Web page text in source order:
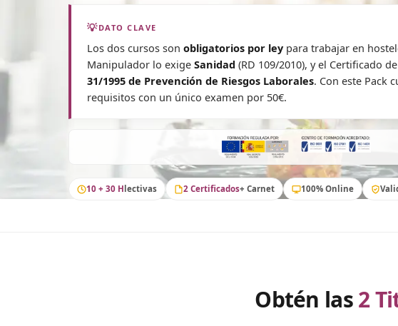
DATO CLAVE
Los dos cursos son obligatorios por ley para trabajar en
Manipulador lo exige Sanidad (RD 109/2010), y el Certificado
31/1995 de Prevención de Riesgos Laborales. Con este Pack
requisitos con un único examen por 50€.
10 + 30 H lectivas 2 Certificados+ Carnet 100% Online
Obtén las2